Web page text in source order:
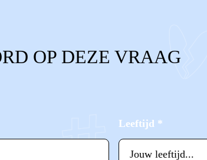
OP DEZE VRAAG
Leeftijd *